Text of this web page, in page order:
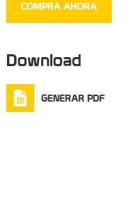
COMPRA AHORA
Download
GENERAR PDF